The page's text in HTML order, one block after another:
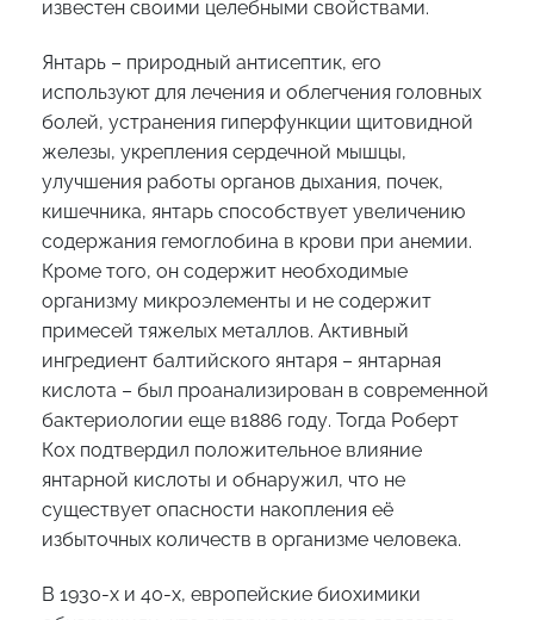
известен своими целебными свойствами.
Янтарь – природный антисептик, его
используют для лечения и облегчения головных
болей, устранения гиперфункции щитовидной
железы, укрепления сердечной мышцы,
улучшения работы органов дыхания, почек,
кишечника, янтарь способствует увеличению
содержания гемоглобина в крови при анемии.
Кроме того, он содержит необходимые
организму микроэлементы и не содержит
примесей тяжелых металлов. Активный
ингредиент балтийского янтаря – янтарная
кислота – был проанализирован в современной
бактериологии еще в1886 году. Тогда Роберт
Кох подтвердил положительное влияние
янтарной кислоты и обнаружил, что не
существует опасности накопления её
избыточных количеств в организме человека.
В 1930-х и 40-х, европейские биохимики